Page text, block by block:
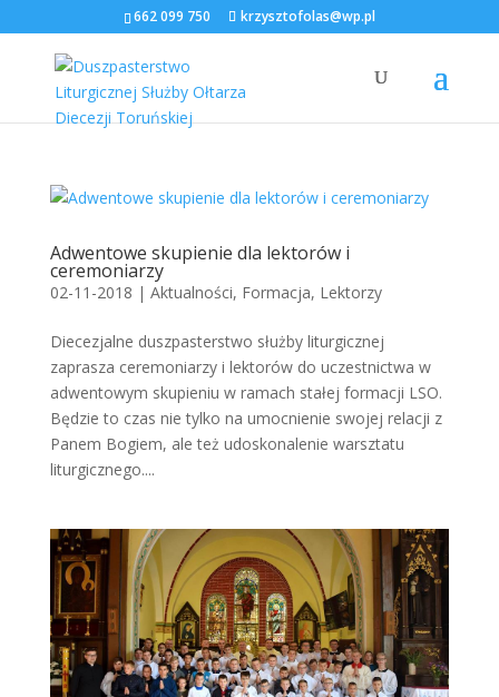
662 099 750 krzysztofolas@wp.pl
Adwentowe skupienie dla lektorów i
ceremoniarzy
02-11-2018 | Aktualności, Formacja, Lektorzy
Diecezjalne duszpasterstwo służby liturgicznej
zaprasza ceremoniarzy i lektorów do uczestnictwa w
adwentowym skupieniu w ramach stałej formacji LSO.
Będzie to czas nie tylko na umocnienie swojej relacji z
Panem Bogiem, ale też udoskonalenie warsztatu
liturgicznego....